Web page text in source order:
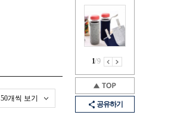
1/9
공유하기
50개씩 보기